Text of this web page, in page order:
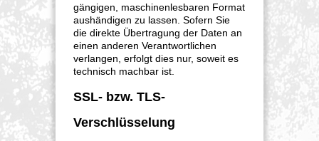
gängigen, maschinenlesbaren Format
aushändigen zu lassen. Sofern Sie
die direkte Übertragung der Daten an
einen anderen Verantwortlichen
verlangen, erfolgt dies nur, soweit es
technisch machbar ist.
SSL- bzw. TLS-
Verschlüsselung